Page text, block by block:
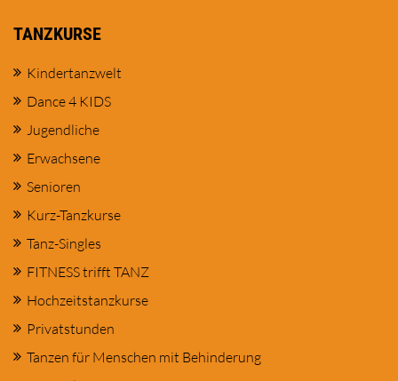
TANZKURSE
Kindertanzwelt
Dance 4 KIDS
Jugendliche
Erwachsene
Senioren
Kurz-Tanzkurse
Tanz-Singles
FITNESS trifft TANZ
Hochzeitstanzkurse
Privatstunden
Tanzen für Menschen mit Behinderung